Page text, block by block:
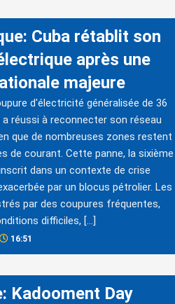
Cuba rétablit son
après une
majeure
d'électricité généralisée de 36
a réussi à reconnecter son réseau
que de nombreuses zones restent
de courant. Cette panne, la sixième
dans un contexte de crise
par un blocus pétrolier. Les
par des coupures fréquentes,
difficiles, […]
16:51
Kadooment Day